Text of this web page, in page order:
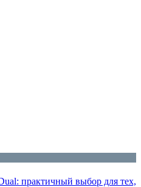
практичный выбор для тех,